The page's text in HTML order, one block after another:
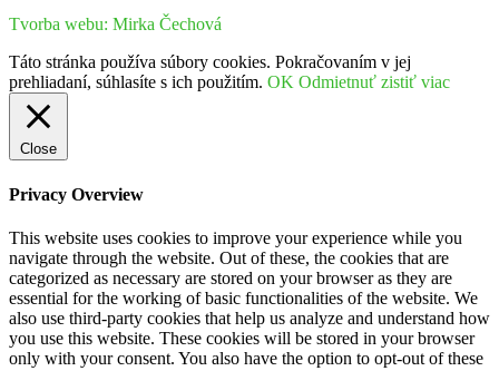
Tvorba webu: Mirka Čechová
Táto stránka používa súbory cookies. Pokračovaním v jej
prehliadaní, súhlasíte s ich použitím. OK Odmietnuť zistiť viac
Close
Privacy Overview
This website uses cookies to improve your experience while you
navigate through the website. Out of these, the cookies that are
categorized as necessary are stored on your browser as they are
essential for the working of basic functionalities of the website. We
also use third-party cookies that help us analyze and understand how
you use this website. These cookies will be stored in your browser
only with your consent. You also have the option to opt-out of these